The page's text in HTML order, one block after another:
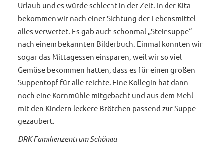
Urlaub und es würde schlecht in der Zeit. In der Kita
bekommen wir nach einer Sichtung der Lebensmittel
alles verwertet. Es gab auch schonmal „Steinsuppe“
nach einem bekannten Bilderbuch. Einmal konnten wir
sogar das Mittagessen einsparen, weil wir so viel
Gemüse bekommen hatten, dass es für einen großen
Suppentopf für alle reichte. Eine Kollegin hat dann
noch eine Kornmühle mitgebacht und aus dem Mehl
mit den Kindern leckere Brötchen passend zur Suppe
gezaubert.
DRK Familienzentrum Schönau